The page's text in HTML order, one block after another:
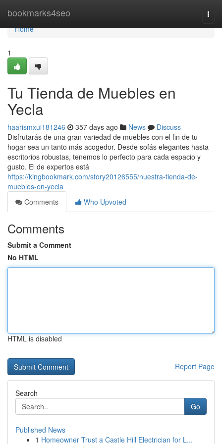
bookmarks4seo
Home
Home
1
Tu Tienda de Muebles en
Yecla
haarismxui181246 357 days ago News
Discuss
Disfrutarás de una gran variedad de muebles con el fin de tu
hogar sea un tanto más acogedor. Desde sofás elegantes hasta
escritorios robustas, tenemos lo perfecto para cada espacio y
gusto. El de expertos está
https://kingbookmark.com/story20126555/nuestra-tienda-de-
muebles-en-yecla
Comments
Who Upvoted
Comments
Submit a Comment
No HTML
HTML is disabled
Report Page
Search
Go
Published News
1 Homeowner Trust a Castle Hill Electrician for L...